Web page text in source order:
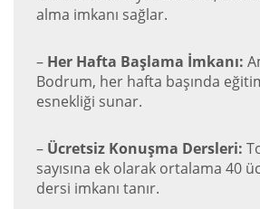
alma imkanı sağlar.
– Her Hafta Başlama İmkanı:
Bodrum, her hafta başında
esnekliği sunar.
– Ücretsiz Konuşma Dersleri:
sayısına ek olarak ortalama 40
dersi imkanı tanır.